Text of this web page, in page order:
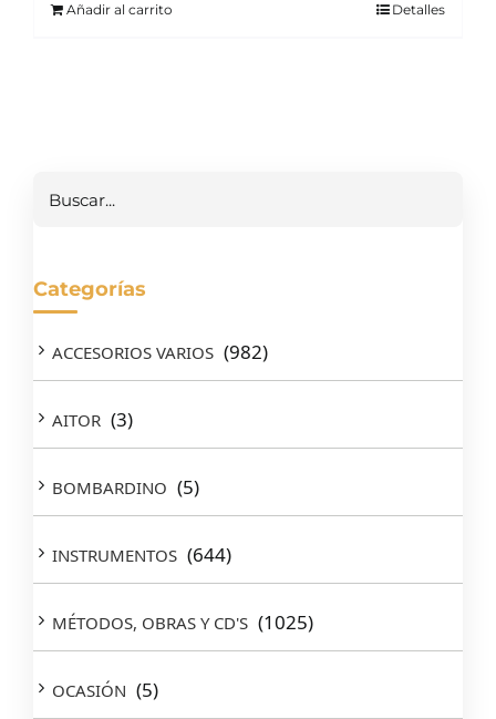
Añadir al carrito Detalles
Categorías
ACCESORIOS VARIOS (982)
AITOR (3)
BOMBARDINO (5)
INSTRUMENTOS (644)
MÉTODOS, OBRAS Y CD'S (1025)
OCASIÓN (5)